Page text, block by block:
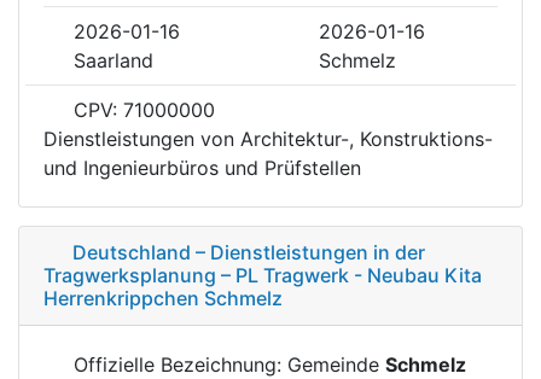
2026-01-16
2026-01-16
Saarland
Schmelz
CPV: 71000000
Dienstleistungen von Architektur-, Konstruktions-
und Ingenieurbüros und Prüfstellen
Deutschland – Dienstleistungen in der
Tragwerksplanung – PL Tragwerk - Neubau Kita
Herrenkrippchen Schmelz
Offizielle Bezeichnung: Gemeinde Schmelz